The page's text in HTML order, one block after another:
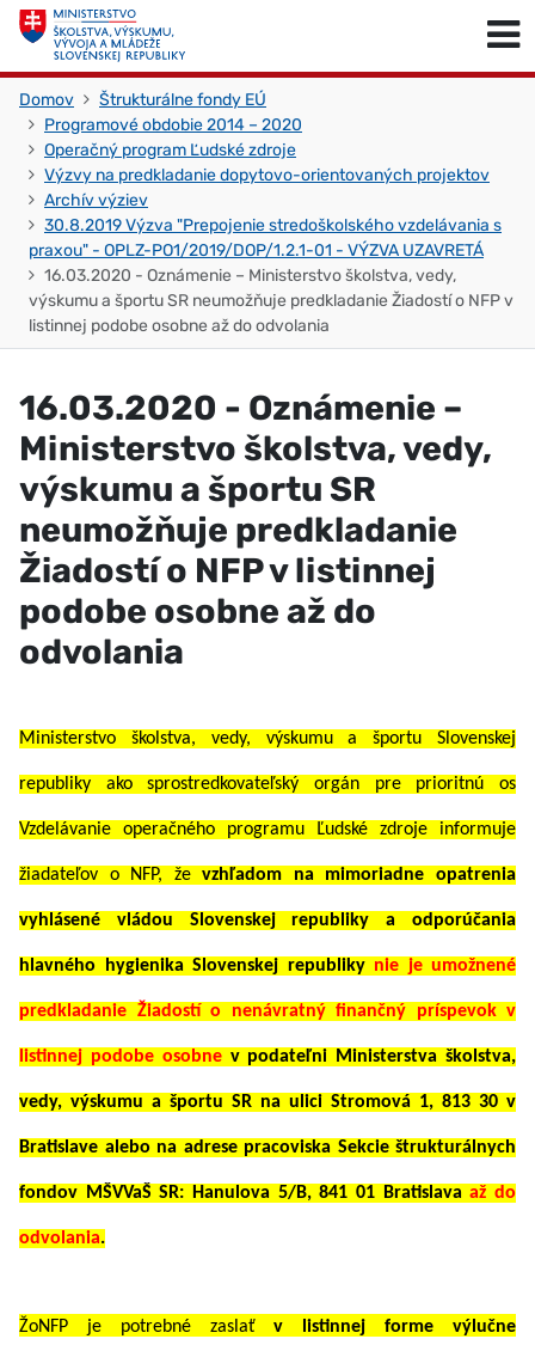
Skočiť na obsah
Domov
Štrukturálne fondy EÚ
Programové obdobie 2014 – 2020
Operačný program Ľudské zdroje
Výzvy na predkladanie dopytovo-orientovaných projektov
Archív výziev
30.8.2019 Výzva "Prepojenie stredoškolského vzdelávania s
praxou" - OPLZ-PO1/2019/DOP/1.2.1-01 - VÝZVA UZAVRETÁ
16.03.2020 - Oznámenie – Ministerstvo školstva, vedy,
výskumu a športu SR neumožňuje predkladanie Žiadostí o NFP v
listinnej podobe osobne až do odvolania
16.03.2020 - Oznámenie –
Ministerstvo školstva, vedy,
výskumu a športu SR
neumožňuje predkladanie
Žiadostí o NFP v listinnej
podobe osobne až do
odvolania
Ministerstvo školstva, vedy, výskumu a športu Slovenskej
republiky ako sprostredkovateľský orgán pre prioritnú os
Vzdelávanie operačného programu Ľudské zdroje informuje
žiadateľov o NFP, ževzhľadom na mimoriadne opatrenia
vyhlásené vládou Slovenskej republiky a odporúčania
hlavného hygienika Slovenskej republiky nie je umožnené
predkladanie Žiadostí o nenávratný finančný príspevok v
listinnej podobe osobne v podateľni Ministerstva školstva,
vedy, výskumu a športu SR na ulici Stromová 1, 813 30 v
Bratislave alebo na adrese pracoviska Sekcie štrukturálnych
fondov MŠVVaŠ SR: Hanulova 5/B, 841 01 Bratislavaaž do
odvolania.
ŽoNFP je potrebné zaslaťv listinnej forme výlučne
Skočiť na začiatok stránky